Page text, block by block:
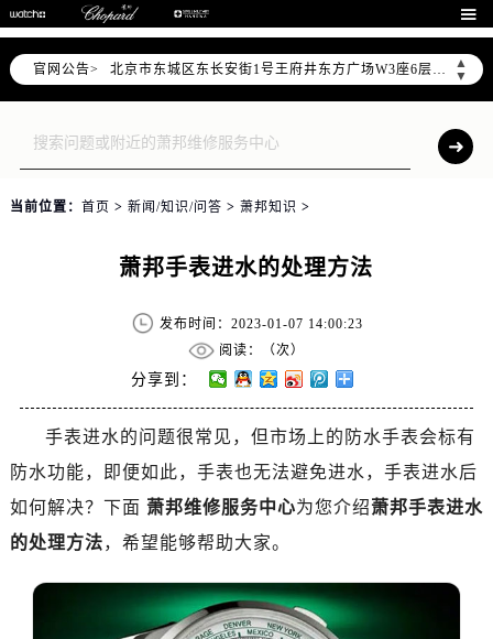

官网公告>
▲
▼
北京市朝阳区建国门外大街甲6号华熙国际中心D座11层1102室售后服务中心（需提前预约）
北京市东城区东长安街1号王府井东方广场W3座6层602室售后服务中心（需提前预约）
节假日正常营业！
当前位置： 首页 > 新闻/知识/问答 > 萧邦知识 >
萧邦手表进水的处理方法
发布时间：2023-01-07 14:00:23
阅读：（次）
分享到：
手表进水的问题很常见，但市场上的防水手表会标有
防水功能，即便如此，手表也无法避免进水，手表进水后
如何解决？下面 萧邦维修服务中心为您介绍萧邦手表进水
的处理方法，希望能够帮助大家。